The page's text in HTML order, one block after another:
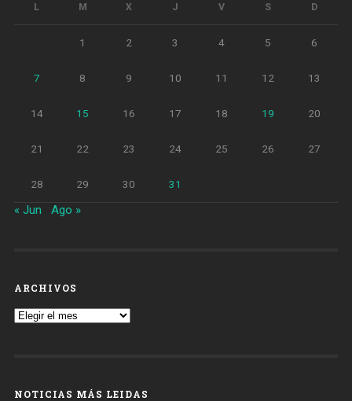
L M X J V S D
1 2 3 4 5 6
7 8 9 10 11 12 13
14 15 16 17 18 19 20
21 22 23 24 25 26 27
28 29 30 31
« Jun Ago »
ARCHIVOS
Archivos
NOTICIAS MÁS LEIDAS